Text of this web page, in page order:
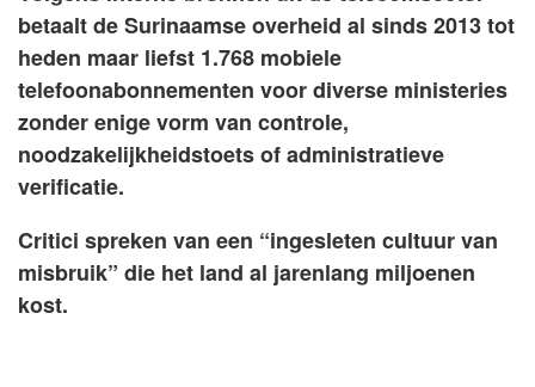
betaalt de Surinaamse overheid al sinds 2013 tot
heden maar liefst 1.768 mobiele
telefoonabonnementen voor diverse ministeries
zonder enige vorm van controle,
noodzakelijkheidstoets of administratieve
verificatie.
Critici spreken van een “ingesleten cultuur van
misbruik” die het land al jarenlang miljoenen
kost.